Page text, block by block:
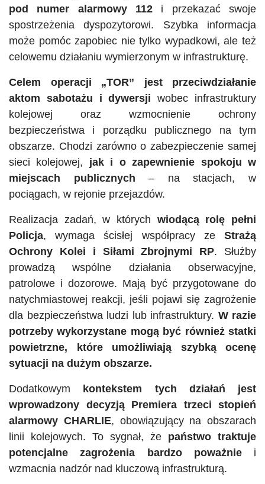
pod numer alarmowy 112 i przekazać swoje
spostrzeżenia dyspozytorowi. Szybka informacja
może pomóc zapobiec nie tylko wypadkowi, ale też
celowemu działaniu wymierzonym w infrastrukturę.
Celem operacji „TOR” jest przeciwdziałanie
aktom sabotażu i dywersjiwobec infrastruktury
kolejowej oraz wzmocnienie ochrony
bezpieczeństwa i porządku publicznego na tym
obszarze. Chodzi zarówno o zabezpieczenie samej
sieci kolejowej, jak i o zapewnienie spokoju w
miejscach publicznych – na stacjach, w
pociągach, w rejonie przejazdów.
Realizacja zadań, w których wiodącą rolę pełni
Policja, wymaga ścisłej współpracy ze Strażą
Ochrony Kolei i Siłami Zbrojnymi RP. Służby
prowadzą wspólne działania obserwacyjne,
patrolowe i dozorowe. Mają być przygotowane do
natychmiastowej reakcji, jeśli pojawi się zagrożenie
dla bezpieczeństwa ludzi lub infrastruktury. W razie
potrzeby wykorzystane mogą być również statki
powietrzne, które umożliwiają szybką ocenę
sytuacji na dużym obszarze.
Dodatkowym
kontekstem tych działań jest
wprowadzony decyzją Premiera trzeci stopień
alarmowy CHARLIE, obowiązujący na obszarach
linii kolejowych. To sygnał, że państwo traktuje
potencjalne zagrożenia bardzo poważniei
wzmacnia nadzór nad kluczową infrastrukturą.